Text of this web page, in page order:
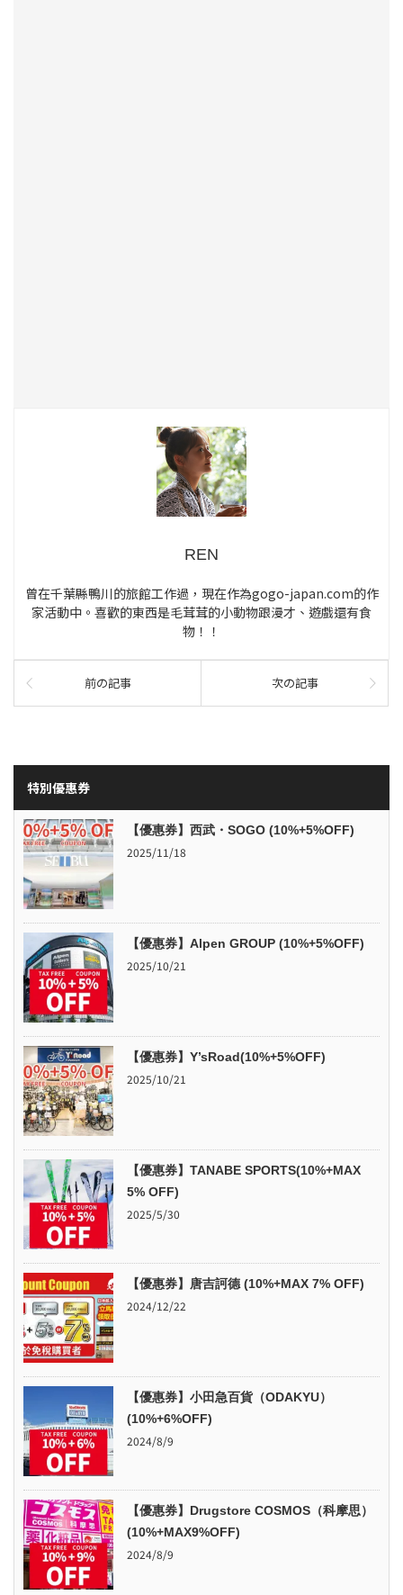
REN
曾在千葉縣鴨川的旅館工作過，現在作為gogo-japan.com的作
家活動中。喜歡的東西是毛茸茸的小動物跟漫才、遊戲還有食
物！！
前の記事 次の記事
特別優惠券
【優惠券】西武・SOGO (10%+5%OFF)
2025/11/18
【優惠券】Alpen GROUP (10%+5%OFF)
2025/10/21
【優惠券】Y’sRoad(10%+5%OFF)
2025/10/21
【優惠券】TANABE SPORTS(10%+MAX
5% OFF)
2025/5/30
【優惠券】唐吉訶德 (10%+MAX 7% OFF)
2024/12/22
【優惠券】小田急百貨（ODAKYU）
(10%+6%OFF)
2024/8/9
【優惠券】Drugstore COSMOS（科摩思）
(10%+MAX9%OFF)
2024/8/9